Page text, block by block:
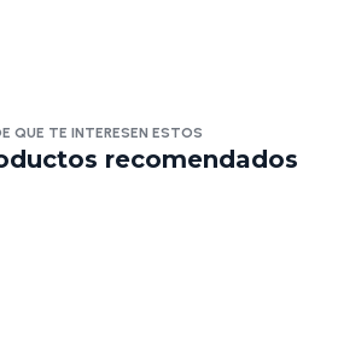
QUE TE INTERESEN ESTOS
recomendados